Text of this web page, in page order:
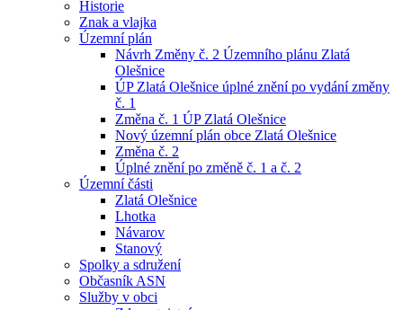
Historie
Znak a vlajka
Územní plán
Návrh Změny č. 2 Územního plánu Zlatá
Olešnice
ÚP Zlatá Olešnice úplné znění po vydání změny
č. 1
Změna č. 1 ÚP Zlatá Olešnice
Nový územní plán obce Zlatá Olešnice
Změna č. 2
Úplné znění po změně č. 1 a č. 2
Územní části
Zlatá Olešnice
Lhotka
Návarov
Stanový
Spolky a sdružení
Občasník ASN
Služby v obci